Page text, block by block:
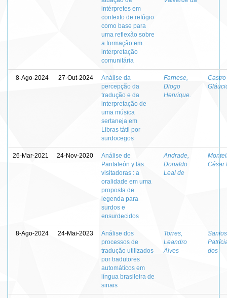
intérpretes em
contexto de refúgio
como base para
uma reflexão sobre
a formação em
interpretação
comunitária
8-Ago-2024 27-Out-2024
Análise da
percepção da
tradução e da
interpretação de
uma música
sertaneja em
Libras tátil por
surdocegos
Farnese,
Diogo
Henrique.
26-Mar-2021 24-Nov-2020
Análise de
Pantaleón y las
visitadoras : a
oralidade em uma
proposta de
legenda para
surdos e
ensurdecidos
Andrade,
Donaldo
Leal de
César
8-Ago-2024 24-Mai-2023
Análise dos
processos de
tradução utilizados
por tradutores
automáticos em
língua brasileira de
sinais
Torres,
Leandro
Alves
dos